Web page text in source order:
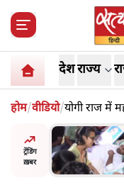
देशराज्य
होम/वीडियो/योगी राज में
ट्रेंडिंग
ख़बर
'Kya
चुनाव